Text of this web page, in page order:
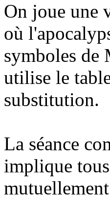
On joue une
où
symboles de
utilise le
substitution.
La séance
implique tous